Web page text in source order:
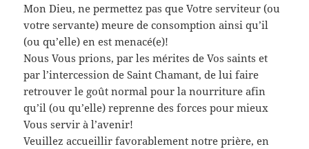
Mon Dieu, ne permettez pas que Votre serviteur (ou
votre servante) meure de consomption ainsi qu’il
(ou qu’elle) en est menacé(e)!
Nous Vous prions, par les mérites de Vos saints et
par l’intercession de Saint Chamant, de lui faire
retrouver le goût normal pour la nourriture afin
qu’il (ou qu’elle) reprenne des forces pour mieux
Vous servir à l’avenir!
Veuillez accueillir favorablement notre prière, en